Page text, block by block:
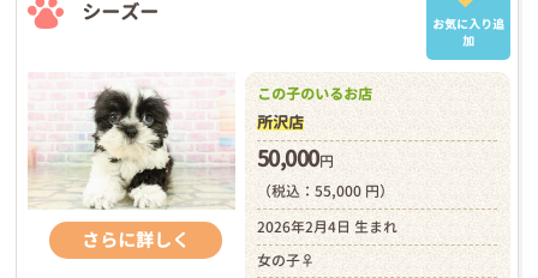
シーズー
お気に入り追
加
さらに詳しく
この子のいるお店
所沢店
50,000円
（税込：55,000 円）
2026年2月4日 生まれ
女の子♀